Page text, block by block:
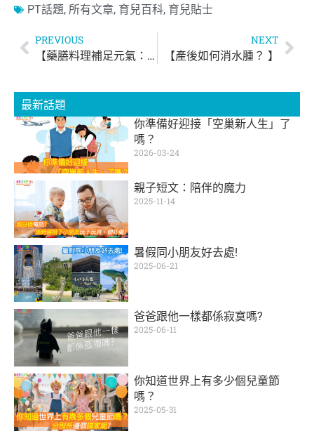
PT話題, 所有文章, 育兒百科, 育兒貼士
PREVIOUS
【藥膳料理補足元氣：十全大補湯】
NEXT
【產後如何消水腫？ 】
最新話題
你準備好迎接「空巢新人生」了
嗎？
2026-03-24
親子短文：陪伴的魔力
2025-11-14
暑假同小朋友好去處!
2025-06-21
爸爸跟他一樣都係寂寞嗎?
2025-06-11
你知道世界上有多少個兒童節
嗎？
2025-05-31